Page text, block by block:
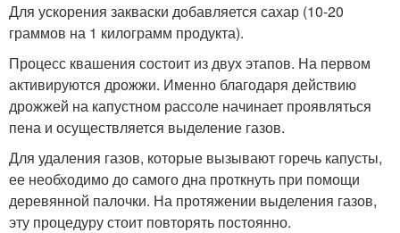
Для ускорения закваски добавляется сахар (10-20
граммов на 1 килограмм продукта).
Процесс квашения состоит из двух этапов. На первом
активируются дрожжи. Именно благодаря действию
дрожжей на капустном рассоле начинает проявляться
пена и осуществляется выделение газов.
Для удаления газов, которые вызывают горечь капусты,
ее необходимо до самого дна проткнуть при помощи
деревянной палочки. На протяжении выделения газов,
эту процедуру стоит повторять постоянно.